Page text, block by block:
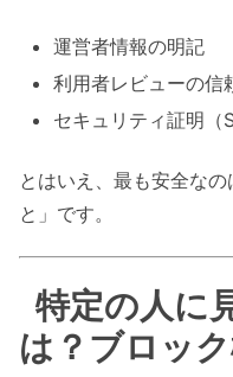
運営者情報の明記
利用者レビューの信
セキュリティ証明（
とはいえ、最も安全な
と」です。
特定の人に
は？ブロッ